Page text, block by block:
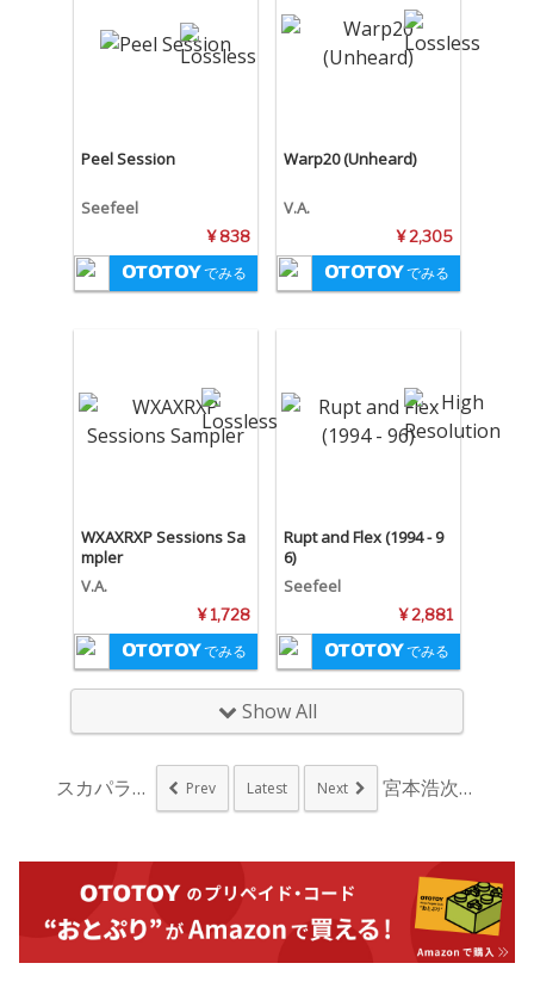
Peel Session
Seefeel
¥ 838
でみる
Warp20 (Unheard)
V.A.
¥ 2,305
でみる
WXAXRXP Sessions Sa
mpler
V.A.
¥ 1,728
でみる
Rupt and Flex (1994 - 9
6)
Seefeel
¥ 2,881
でみる
Show All
スカパラ、デビュー3... Prev Latest Next 宮本浩次の本日発売シ...